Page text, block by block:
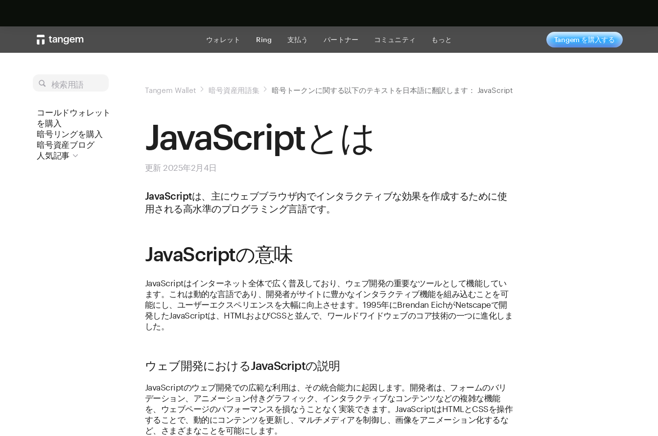
ウォレット Ring 支払う パートナー コミュニティ もっと Tangem を購入する
検索用語
コールドウォレット
を購入
暗号リングを購入
暗号資産ブログ
人気記事
Tangem Wallet 暗号資産用語集 暗号トークンに関する以下のテキストを日本語に翻訳します： JavaScript
JavaScriptとは
更新 2025年2月4日
JavaScriptは、主にウェブブラウザ内でインタラクティブな効果を作成するために使
用される高水準のプログラミング言語です。
JavaScriptの意味
JavaScriptはインターネット全体で広く普及しており、ウェブ開発の重要なツールとして機能してい
ます。これは動的な言語であり、開発者がサイトに豊かなインタラクティブ機能を組み込むことを可
能にし、ユーザーエクスペリエンスを大幅に向上させます。1995年にBrendan EichがNetscapeで開
発したJavaScriptは、HTMLおよびCSSと並んで、ワールドワイドウェブのコア技術の一つに進化しま
した。
ウェブ開発におけるJavaScriptの説明
JavaScriptのウェブ開発での広範な利用は、その統合能力に起因します。開発者は、フォームのバリ
デーション、アニメーション付きグラフィック、インタラクティブなコンテンツなどの複雑な機能
を、ウェブページのパフォーマンスを損なうことなく実装できます。JavaScriptはHTMLとCSSを操作
することで、動的にコンテンツを更新し、マルチメディアを制御し、画像をアニメーション化するな
ど、さまざまなことを可能にします。